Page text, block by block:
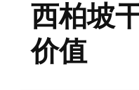
西柏坡
价值